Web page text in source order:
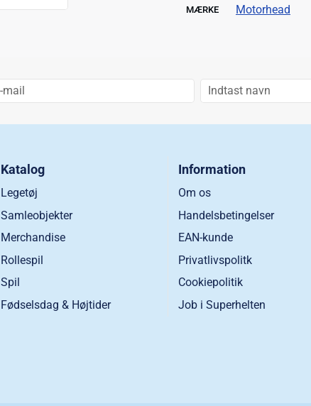
MÆRKE Motorhead
Katalog
Legetøj
Samleobjekter
Merchandise
Rollespil
Spil
Fødselsdag & Højtider
Information
Om os
Handelsbetingelser
EAN-kunde
Privatlivspolitk
Cookiepolitik
Job i Superhelten